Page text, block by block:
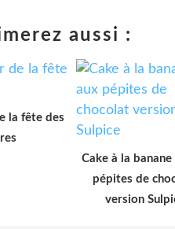
aussi :
la fête des
Cake à la
pépites de
version